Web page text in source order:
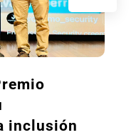
inclusión